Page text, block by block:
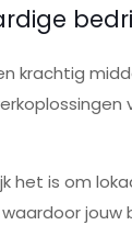
krachtig
het is om
jouw